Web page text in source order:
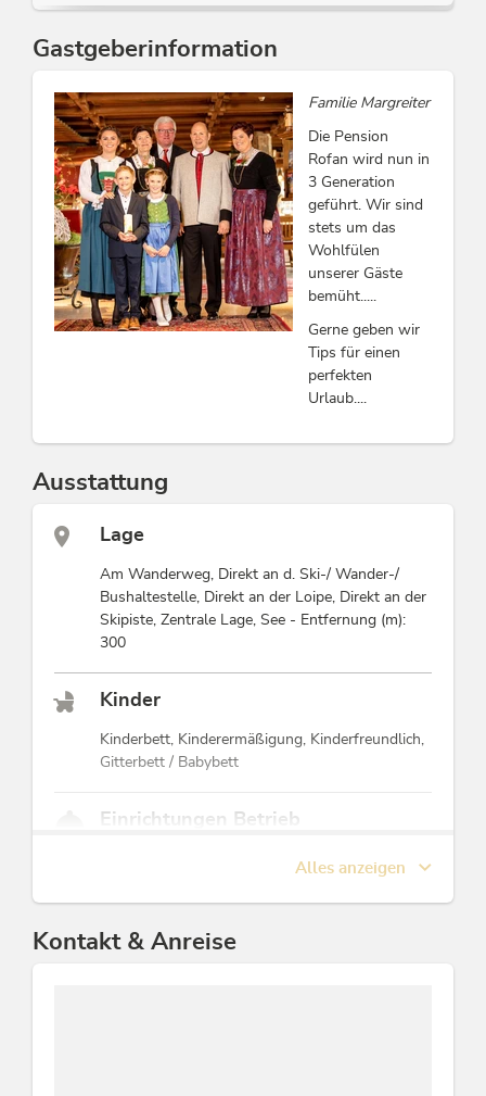
Gastgeberinformation
Familie Margreiter
Die Pension
Rofan wird nun in
3 Generation
geführt. Wir sind
stets um das
Wohlfülen
unserer Gäste
bemüht.....
Gerne geben wir
Tips für einen
perfekten
Urlaub....
Ausstattung
Lage
Am Wanderweg, Direkt an d. Ski-/ Wander-/
Bushaltestelle, Direkt an der Loipe, Direkt an der
Skipiste, Zentrale Lage, See - Entfernung (m):
300
Kinder
Kinderbett, Kinderermäßigung, Kinderfreundlich,
Gitterbett / Babybett
Einrichtungen Betrieb
Terrasse, Schuhtrockner, Aufenthaltsraum, WiFi,
Skiabstellraum, Satelliten-TV, Haussafe,
Gästekühlschrank, Information über die Gegend,
Alles anzeigen
Kontakt & Anreise